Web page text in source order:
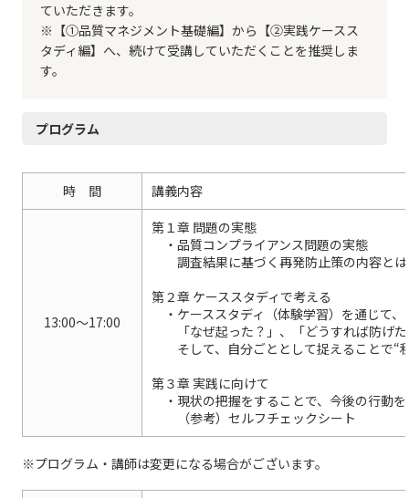
ていただきます。
※【①品質マネジメント基礎編】から【②実践ケースス
タディ編】へ、続けて受講していただくことを推奨しま
す。
プログラム
時 間 講義内容
13:00～17:00
第１章 問題の実態
・品質コンプライアンス問題の実態
調査結果に基づく再発防止策の内容とは
第２章 ケーススタディで考える
・ケーススタディ（体験学習）を通じて、
「なぜ起った？」、「どうすれば防げた
そして、自分ごととして捉えることで“
第３章 実践に向けて
・現状の把握をすることで、今後の行動
（参考）セルフチェックシート
※プログラム・講師は変更になる場合がございます。